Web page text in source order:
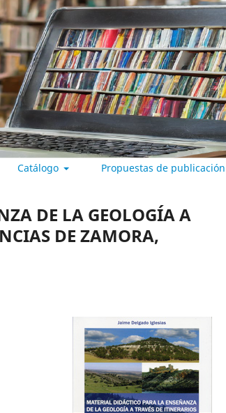
Catálogo Propuestas de publicación
DE LA GEOLOGÍA A
DE ZAMORA,